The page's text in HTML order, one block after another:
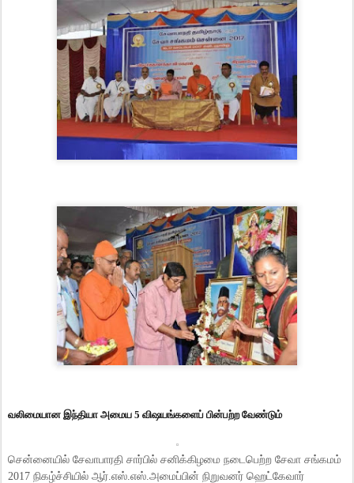
வலிமையான இந்தியா அமைய 5 விஷயங்களைப் பின்பற்ற வேண்டும்
சென்னையில் சேவாபாரதி சார்பில் சனிக்கிழமை நடைபெற்ற சேவா சங்கமம்
2017 நிகழ்ச்சியில் ஆர்.எஸ்.எஸ்.அமைப்பின் நிறுவனர் ஹெட்கேவார்